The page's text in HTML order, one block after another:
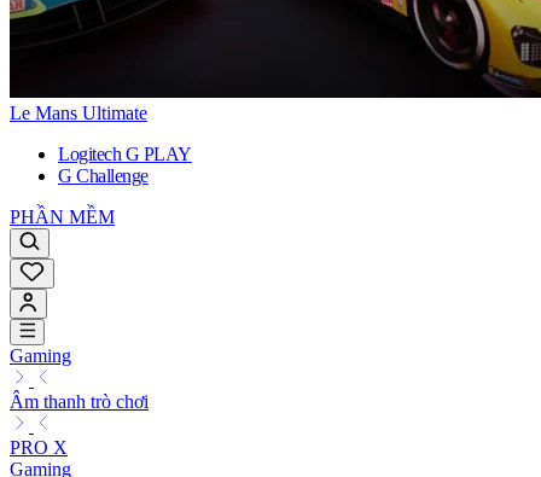
Le Mans Ultimate
Logitech G PLAY
G Challenge
PHẦN MỀM
Gaming
Âm thanh trò chơi
PRO X
Gaming